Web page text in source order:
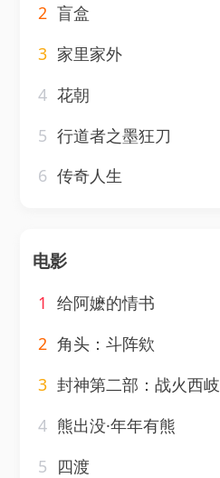
2 盲盒
3 家里家外
4 花朝
5 行道者之墨狂刀
6 传奇人生
电影
1 给阿嬷的情书
2 角头：斗阵欸
3 封神第二部：战火西岐
4 熊出没·年年有熊
5 四渡